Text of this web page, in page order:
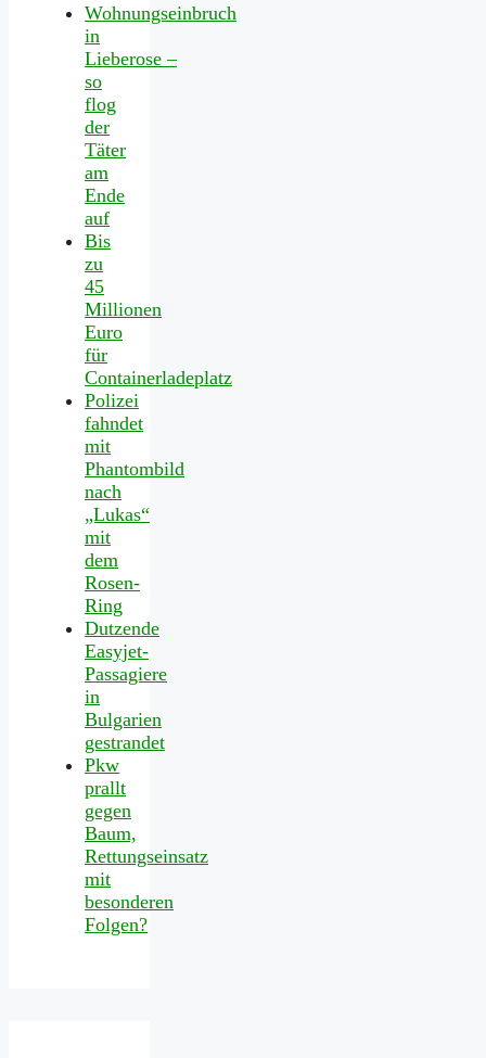
Wohnungseinbruch
in
Lieberose –
so
flog
der
Täter
am
Ende
auf
Bis
zu
45
Millionen
Euro
für
Containerladeplatz
Polizei
fahndet
mit
Phantombild
nach
„Lukas“
mit
dem
Rosen-
Ring
Dutzende
Easyjet-
Passagiere
in
Bulgarien
gestrandet
Pkw
prallt
gegen
Baum,
Rettungseinsatz
mit
besonderen
Folgen?